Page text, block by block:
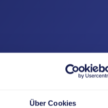
Über Cookies